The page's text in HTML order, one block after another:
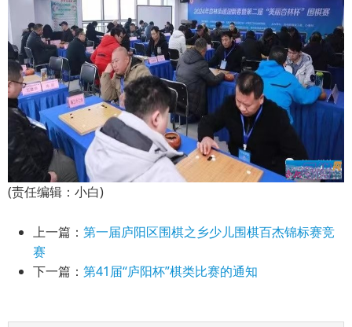
(责任编辑：小白)
上一篇： 第一届庐阳区围棋之乡少儿围棋百杰锦标赛竞
赛
下一篇： 第41届“庐阳杯”棋类比赛的通知